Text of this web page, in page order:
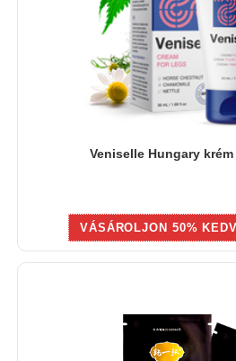
Veniselle Hungary
VÁSÁROLJON 50%